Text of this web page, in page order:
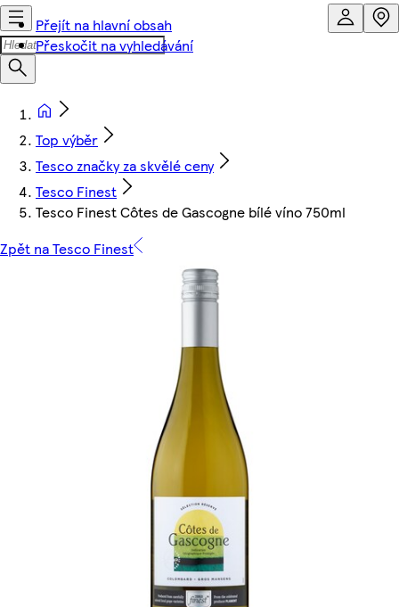
Přejít na hlavní obsah
Přeskočit na vyhledávání
Top výběr
Tesco značky za skvělé ceny
Tesco Finest
Tesco Finest Côtes de Gascogne bílé víno 750ml
Zpět na Tesco Finest